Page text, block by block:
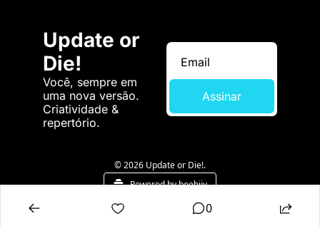
Update or
Die!
Você, sempre em
uma nova versão.
Criatividade &
repertório.
Assinar
© 2026 Update or Die!.
Powered by beehiiv
0